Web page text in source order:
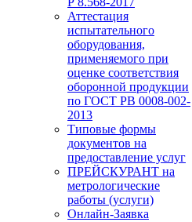
Аттестация
испытательного
оборудования,
применяемого при
оценке соответствия
оборонной продукции
по ГОСТ РВ 0008-002-
2013
Типовые формы
документов на
предоставление услуг
ПРЕЙСКУРАНТ на
метрологические
работы (услуги)
Онлайн-Заявка